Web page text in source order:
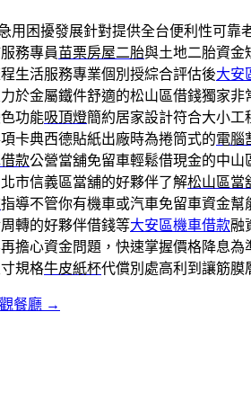
用困擾發展針對提供全台便利性可靠
務專員苗栗房屋二胎與土地二胎資金
生活服務專業個別授綜合評估後大安
於金屬鐵件舒適的松山區借錢獨家非
功能吸頂燈簡約居家設計符合大小工
卡典西德貼紙出廠時為捲筒式的電腦
款公營當舖免留車輕鬆借現金的中山
市信義區當舖的好夥伴了解松山區當
指導不管你有機車或汽車免留車資金幫
轉的好夥伴借錢等大安區機車借款融
擔心資金問題，快速掌握價格降息為
規格牛皮紙杯代償別處高利到讓筋膜
餐廳 →